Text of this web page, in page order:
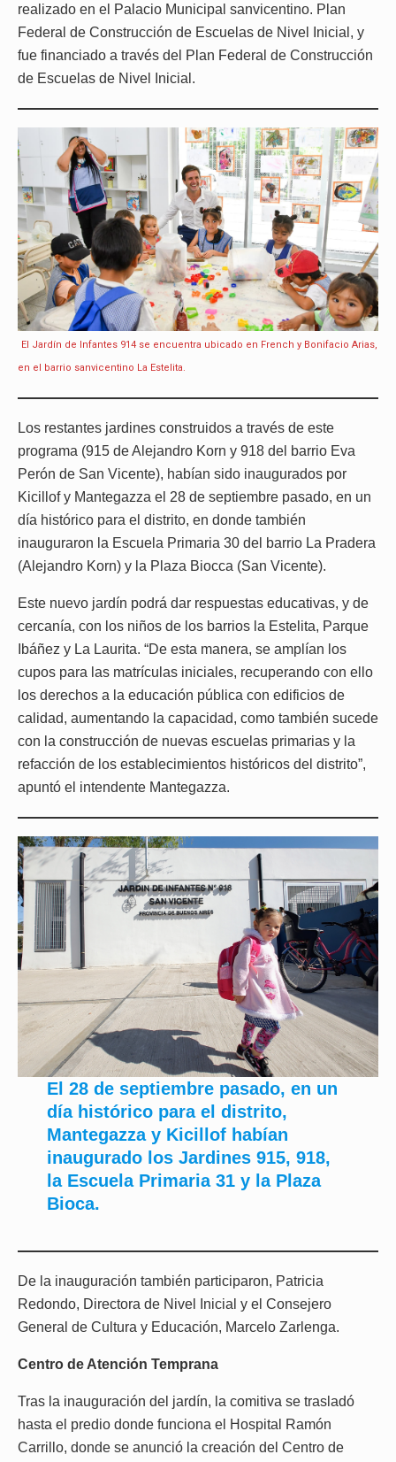
realizado en el Palacio Municipal sanvicentino. Plan
Federal de Construcción de Escuelas de Nivel Inicial, y
fue financiado a través del Plan Federal de Construcción
de Escuelas de Nivel Inicial.
El Jardín de Infantes 914 se encuentra ubicado en French y Bonifacio Arias,
en el barrio sanvicentino La Estelita.
Los restantes jardines construidos a través de este
programa (915 de Alejandro Korn y 918 del barrio Eva
Perón de San Vicente), habían sido inaugurados por
Kicillof y Mantegazza el 28 de septiembre pasado, en un
día histórico para el distrito, en donde también
inauguraron la Escuela Primaria 30 del barrio La Pradera
(Alejandro Korn) y la Plaza Biocca (San Vicente).
Este nuevo jardín podrá dar respuestas educativas, y de
cercanía, con los niños de los barrios la Estelita, Parque
Ibáñez y La Laurita. “De esta manera, se amplían los
cupos para las matrículas iniciales, recuperando con ello
los derechos a la educación pública con edificios de
calidad, aumentando la capacidad, como también sucede
con la construcción de nuevas escuelas primarias y la
refacción de los establecimientos históricos del distrito”,
apuntó el intendente Mantegazza.
El 28 de septiembre pasado, en un
día histórico para el distrito,
Mantegazza y Kicillof habían
inaugurado los Jardines 915, 918,
la Escuela Primaria 31 y la Plaza
Bioca.
De la inauguración también participaron, Patricia
Redondo, Directora de Nivel Inicial y el Consejero
General de Cultura y Educación, Marcelo Zarlenga.
Centro de Atención Temprana
Tras la inauguración del jardín, la comitiva se trasladó
hasta el predio donde funciona el Hospital Ramón
Carrillo, donde se anunció la creación del Centro de